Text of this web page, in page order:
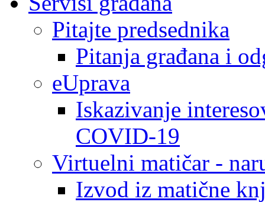
Pitajte predsednika
Pitanja građana i
eUprava
Iskazivanje
COVID-19
Virtuelni matičar -
Izvod iz matične